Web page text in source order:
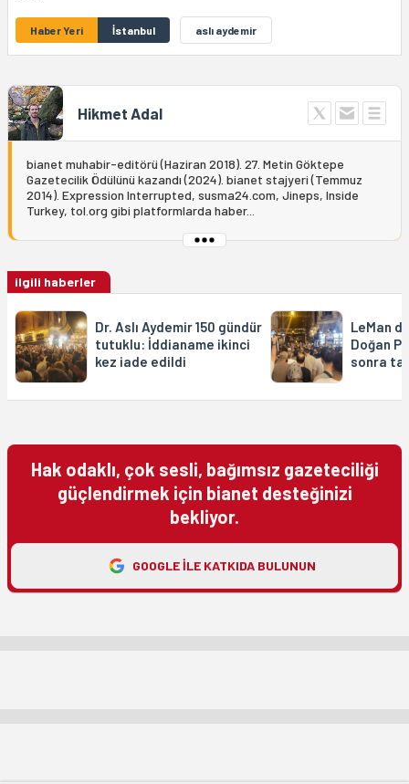
Haber Yeri İstanbul aslı aydemir
Hikmet Adal
bianet muhabir-editörü (Haziran 2018). 27. Metin Göktepe
Gazetecilik Ödülünü kazandı (2024). bianet stajyeri (Temmuz
2014). Expression Interrupted, susma24.com, Jineps, Inside
Turkey, tol.org gibi platformlarda haber...
ilgili haberler
Dr. Aslı Aydemir 150 gündür
tutuklu: İddianame ikinci
kez iade edildi
LeMan
Doğan
sonra
Hak odaklı, çok sesli, bağımsız gazeteciliği
güçlendirmek için bianet desteğinizi
bekliyor.
GOOGLE ILE KATKIDA BULUNUN